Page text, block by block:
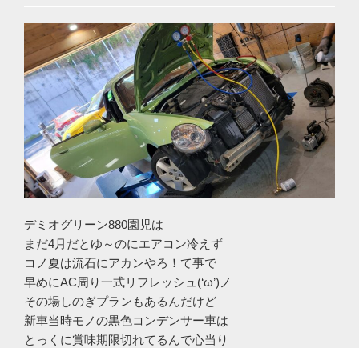
デミオグリーン880園児は
まだ4月だとゆ～のにエアコン冷えず
コノ夏は流石にアカンやろ！て事で
早めにAC周り一式リフレッシュ(‘ω’)ノ
その場しのぎプランもあるんだけど
新車当時モノの黒色コンデンサー車は
とっくに賞味期限切れてるんで心当り